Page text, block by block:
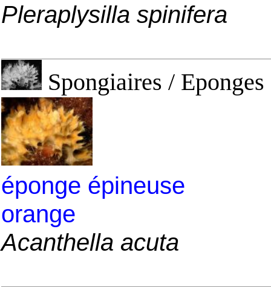
Pleraplysilla spinifera
Spongiaires /
éponge épineuse
orange
Acanthella acuta